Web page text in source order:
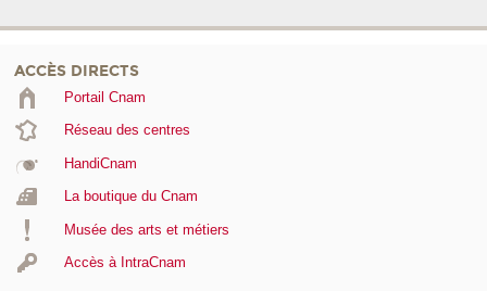
ACCÈS DIRECTS
Portail Cnam
Réseau des centres
HandiCnam
La boutique du Cnam
Musée des arts et métiers
Accès à IntraCnam